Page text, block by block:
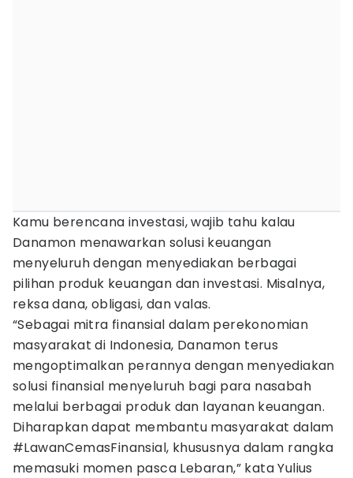
Kamu berencana investasi, wajib tahu kalau
Danamon menawarkan solusi keuangan
menyeluruh dengan menyediakan berbagai
pilihan produk keuangan dan investasi. Misalnya,
reksa dana, obligasi, dan valas.
“Sebagai mitra finansial dalam perekonomian
masyarakat di Indonesia, Danamon terus
mengoptimalkan perannya dengan menyediakan
solusi finansial menyeluruh bagi para nasabah
melalui berbagai produk dan layanan keuangan.
Diharapkan dapat membantu masyarakat dalam
#LawanCemasFinansial, khususnya dalam rangka
memasuki momen pasca Lebaran,” kata Yulius